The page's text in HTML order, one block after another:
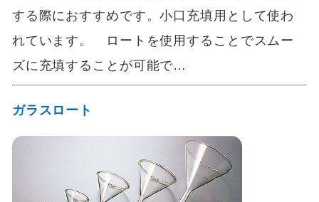
する際におすすめです。小口充填用として使わ
れています。 ロートを使用することでスムー
ズに充填することが可能で…
ガラスロート